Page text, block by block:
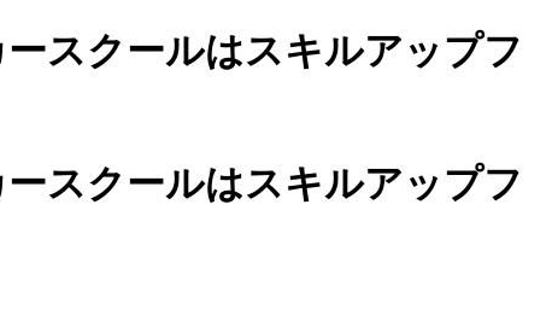
スクールはスキルアップフ
スクールはスキルアップフ